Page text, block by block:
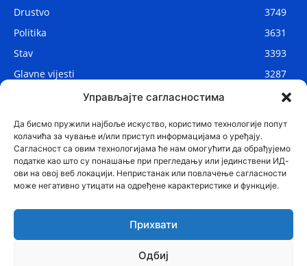
Управљајте сагласностима
Да бисмо пружили најбоље искуство, користимо технологије попут
колачића за чување и/или приступ информацијама о уређају.
Сагласност са овим технологијама ће нам омогућити да обрађујемо
податке као што су понашање при прегледању или јединствени ИД-
ови на овој веб локацији. Непристанак или повлачење сагласности
може негативно утицати на одређене карактеристике и функције.
Прихвати
Одбиј
Drustvo
3749
Politika
3631
Stav
3393
Glavne vijesti
3287
2910